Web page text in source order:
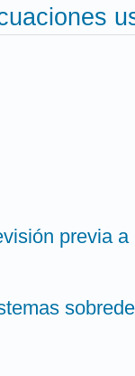
previa a